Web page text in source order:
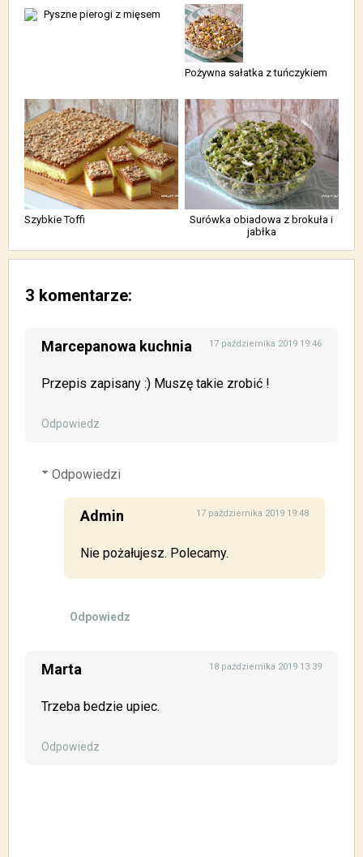
Pyszne pierogi z mięsem
Pożywna sałatka z tuńczykiem
Szybkie Toffi
Surówka obiadowa z brokuła i
jabłka
3 komentarze:
Marcepanowa kuchnia 17 października 2019 19:46
Przepis zapisany :) Muszę takie zrobić !
Odpowiedz
Odpowiedzi
Admin 17 października 2019 19:48
Nie pożałujesz. Polecamy.
Odpowiedz
Marta 18 października 2019 13:39
Trzeba bedzie upiec.
Odpowiedz